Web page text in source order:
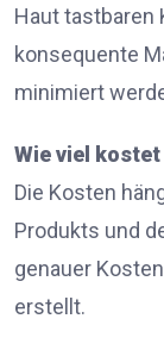
Haut tastbaren
konsequente
minimiert
Wie viel
Die Kosten
Produkts und
genauer
erstellt.